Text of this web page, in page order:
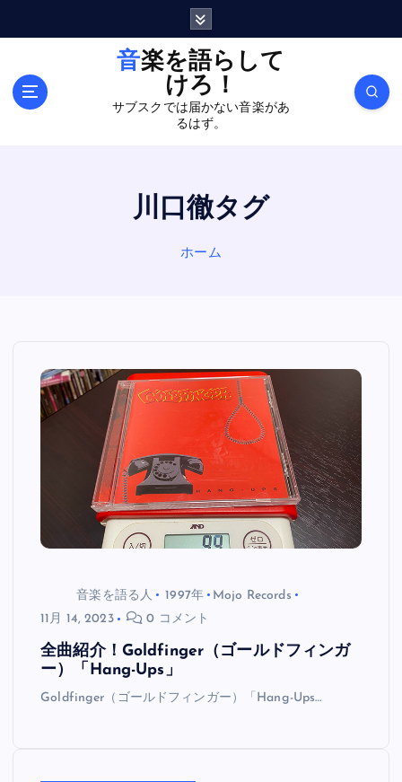
音楽を語らして
けろ！
サブスクでは届かない音楽があ
るはず。
川口徹タグ
ホーム
音楽を語る人 1997年
Mojo Records
11月 14, 2023
0 コメント
全曲紹介！Goldfinger（ゴールドフィンガ
ー）「Hang-Ups」
Goldfinger（ゴールドフィンガー）「Hang-Ups…